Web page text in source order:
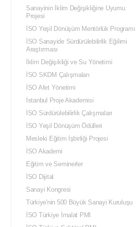
Sanayinin İklim Değişikliğine Uyumu
Projesi
İSO Yeşil Dönüşüm Mentörlük Programı
İSO Sanayide Sürdürülebilirlik Eğilimi
Araştırması
İklim Değişikliği ve Su Yönetimi
İSO SKDM Çalışmaları
İSO Afet Yönetimi
İstanbul Proje Akademisi
İSO Sürdürülebilirlik Çalışmaları
İSO Yeşil Dönüşüm Ödülleri
Mesleki Eğitim İşbirliği Projesi
İSO Akademi
Eğitim ve Seminerler
İSO Dijital
Sanayi Kongresi
Türkiye'nin 500 Büyük Sanayi Kuruluşu
İSO Türkiye İmalat PMI